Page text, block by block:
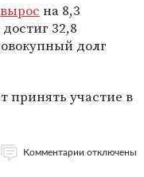
вырос на 8,3
32,8
долг
принять участие в
Комментарии отключены